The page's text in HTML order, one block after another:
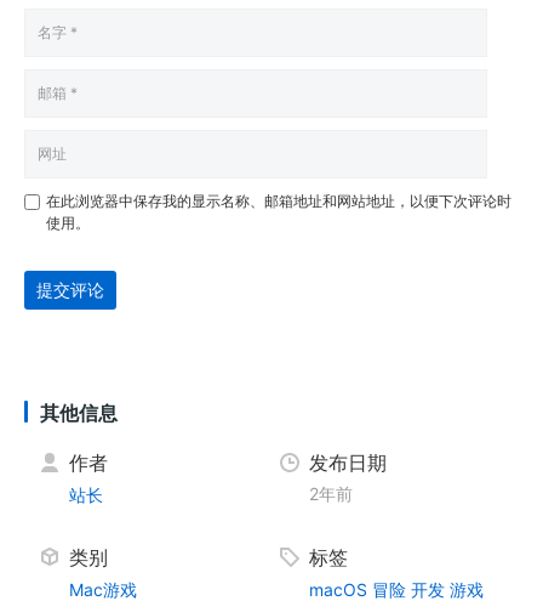
在此浏览器中保存我的显示名称、邮箱地址和网站地址，以便下次评论时
使用。
提交评论
其他信息
作者
站长
发布日期
2年前
类别
Mac游戏
标签
macOS 冒险 开发 游戏